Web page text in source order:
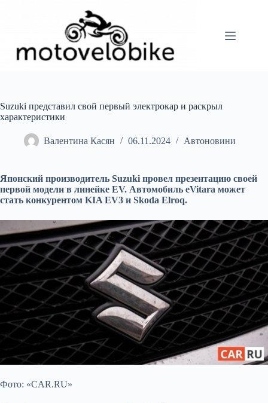
Suzuki представил свой первый электрокар и раскрыл
характеристики
Валентина Касян 06.11.2024 Автоновини
Японский производитель Suzuki провел презентацию своей
первой модели в линейке EV. Автомобиль eVitara может
стать конкурентом KIA EV3 и Skoda Elroq.
Фото: «CAR.RU»